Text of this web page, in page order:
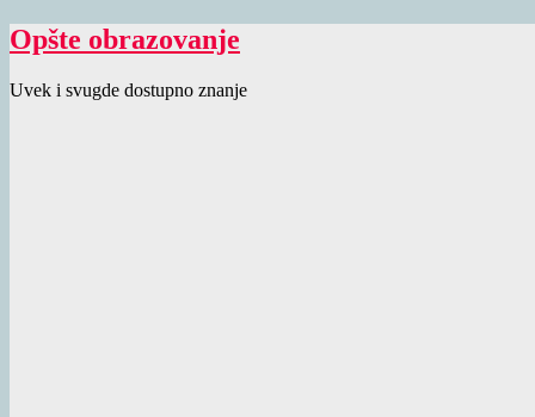
Opšte obrazovanje
Uvek i svugde dostupno znanje